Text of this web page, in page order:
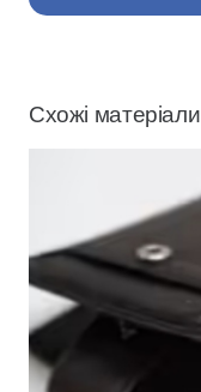
Схожі матеріали